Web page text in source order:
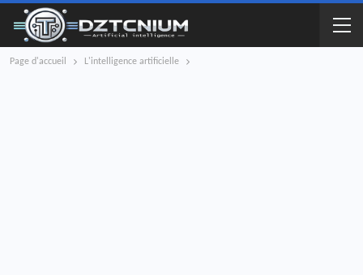
Page d'accueil L'intelligence artificielle